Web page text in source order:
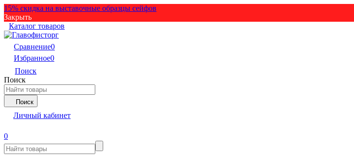
15% скидка на выставочные образцы сейфов
Закрыть
Каталог товаров
Сравнение0
Избранное0
Поиск
Поиск
Поиск
Личный кабинет
0